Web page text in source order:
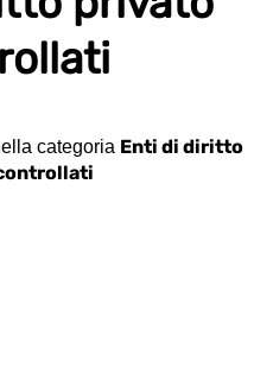
categoria Enti di diritto